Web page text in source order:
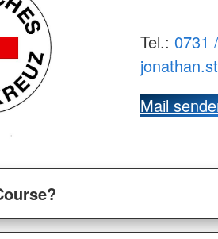
Tel.: 0731
Mail